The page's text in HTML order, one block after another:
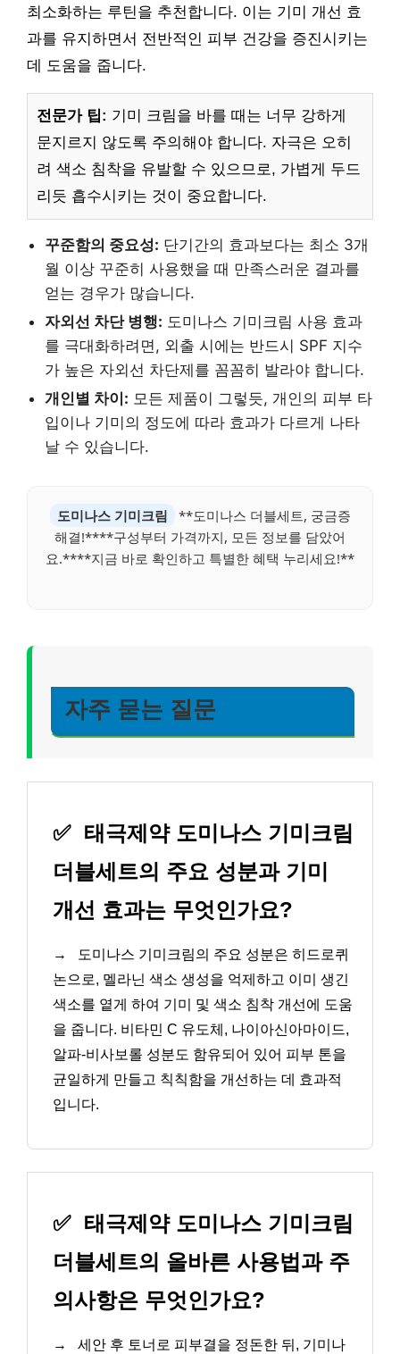
최소화하는 루틴을 추천합니다. 이는 기미 개선 효
과를 유지하면서 전반적인 피부 건강을 증진시키는
데 도움을 줍니다.
전문가 팁: 기미 크림을 바를 때는 너무 강하게
문지르지 않도록 주의해야 합니다. 자극은 오히
려 색소 침착을 유발할 수 있으므로, 가볍게 두드
리듯 흡수시키는 것이 중요합니다.
꾸준함의 중요성: 단기간의 효과보다는 최소 3개
월 이상 꾸준히 사용했을 때 만족스러운 결과를
얻는 경우가 많습니다.
자외선 차단 병행: 도미나스 기미크림 사용 효과
를 극대화하려면, 외출 시에는 반드시 SPF 지수
가 높은 자외선 차단제를 꼼꼼히 발라야 합니다.
개인별 차이: 모든 제품이 그렇듯, 개인의 피부 타
입이나 기미의 정도에 따라 효과가 다르게 나타
날 수 있습니다.
도미나스 기미크림
**도미나스 더블세트, 궁금증
해결!****구성부터 가격까지, 모든 정보를 담았어
요.****지금 바로 확인하고 특별한 혜택 누리세요!**
자주 묻는 질문
✅ 태극제약 도미나스 기미크림
더블세트의 주요 성분과 기미
개선 효과는 무엇인가요?
→
도미나스 기미크림의 주요 성분은 히드로퀴
논으로, 멜라닌 색소 생성을 억제하고 이미 생긴
색소를 옅게 하여 기미 및 색소 침착 개선에 도움
을 줍니다. 비타민 C 유도체, 나이아신아마이드,
알파-비사보롤 성분도 함유되어 있어 피부 톤을
균일하게 만들고 칙칙함을 개선하는 데 효과적
입니다.
✅ 태극제약 도미나스 기미크림
더블세트의 올바른 사용법과 주
의사항은 무엇인가요?
→
세안 후 토너로 피부결을 정돈한 뒤, 기미나